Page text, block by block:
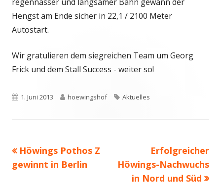
Hengst am Ende sicher in 22,1 / 2100 Meter
Autostart.
Wir gratulieren dem siegreichen Team um Georg
Frick und dem Stall Success - weiter so!
Veröffentlicht
1. Juni 2013 Autor
hoewingshof Schlagwörter
Aktuelles
Beitragsnavigation
Vorheriger
Beitrag:
Höwings Pothos Z
gewinnt in Berlin
Nächster
Beitrag
Erfolgreicher
Höwings-Nachwuchs
in Nord und Süd